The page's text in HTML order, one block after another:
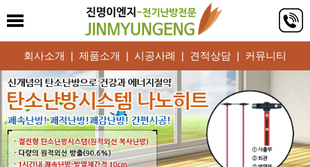
회사소개 | 제품소개 | 시공사례 | 견적상담 | 커뮤니티